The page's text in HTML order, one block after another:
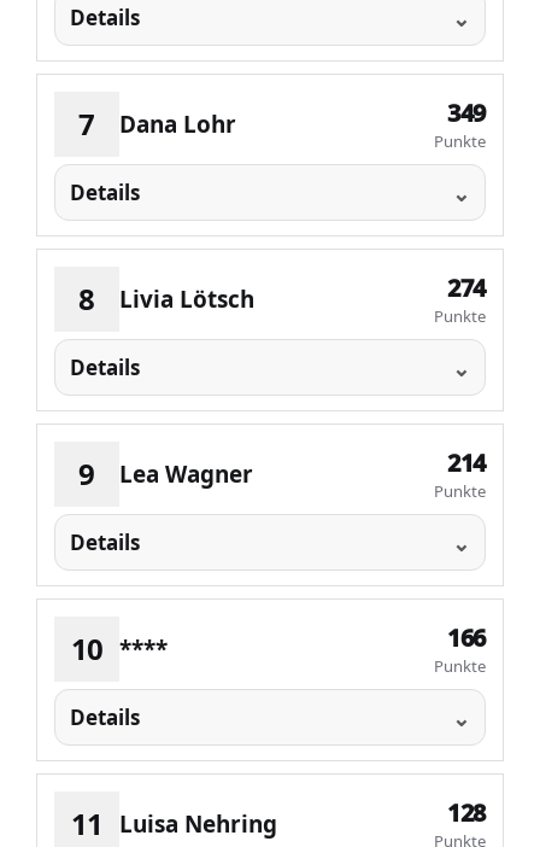
Details
7 Dana Lohr 349
Punkte
Details
8 Livia Lötsch 274
Punkte
Details
9 Lea Wagner 214
Punkte
Details
10 **** 166
Punkte
Details
11 Luisa Nehring 128
Punkte